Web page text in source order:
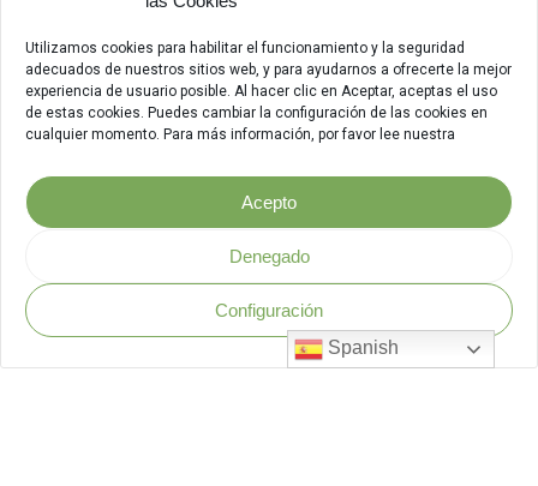
Utilizamos cookies para habilitar el funcionamiento y la seguridad
adecuados de nuestros sitios web, y para ayudarnos a ofrecerte la mejor
experiencia de usuario posible. Al hacer clic en Aceptar, aceptas el uso
de estas cookies. Puedes cambiar la configuración de las cookies en
cualquier momento. Para más información, por favor lee nuestra
Acepto
Denegado
Configuración
Política de Seguridad
Spanish